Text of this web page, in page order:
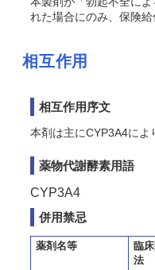
れた場合にのみ、保険給
相互作用
相互作用序文
本剤は主にCYP3A4によ
薬物代謝酵素用語
CYP3A4
併用禁忌
薬剤名等
臨
法